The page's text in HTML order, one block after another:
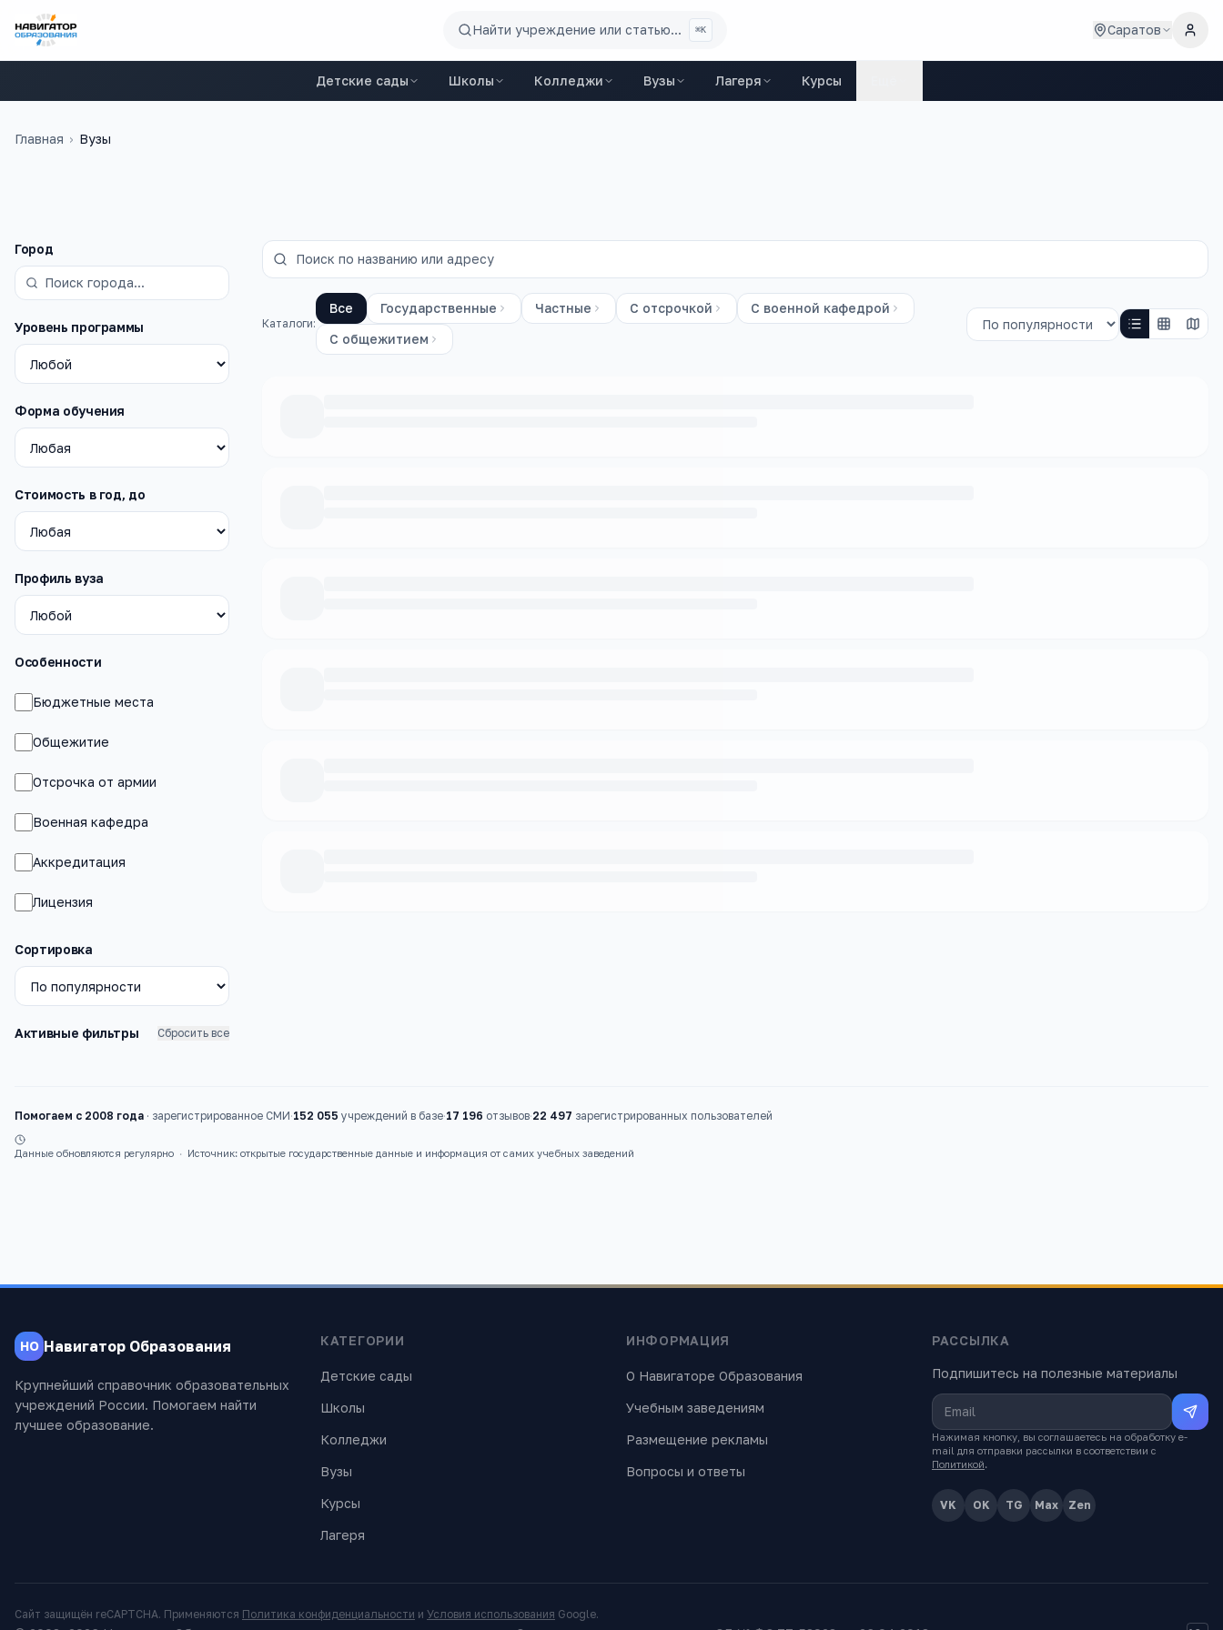
Найти учреждение или статью... ⌘K Саратов
Детские сады Школы Колледжи Вузы Лагеря Курсы
Главная › Вузы
Фильтры
Город
Уровень программы
Форма обучения
Стоимость в год, до
Профиль вуза
Особенности
Бюджетные места
Общежитие
Отсрочка от армии
Военная кафедра
Аккредитация
Лицензия
Сортировка
Активные фильтры Сбросить все
Каталоги:
Все Государственные Частные С отсрочкой
С военной кафедрой
С общежитием
Помогаем с 2008 года · зарегистрированное СМИ·152 055 учреждений в базе·17 196 отзывов·22 497 зарегистрированных пользователей
Данные обновляются регулярно · Источник: открытые государственные данные и информация от самих учебных заведений
НО Навигатор Образования
Крупнейший справочник образовательных
учреждений России. Помогаем найти
лучшее образование.
КАТЕГОРИИ
Детские сады
Школы
Колледжи
Вузы
Курсы
Лагеря
ИНФОРМАЦИЯ
О Навигаторе Образования
Учебным заведениям
Размещение рекламы
Вопросы и ответы
РАССЫЛКА
Подпишитесь на полезные материалы
Нажимая кнопку, вы соглашаетесь на обработку e-
mail для отправки рассылки в соответствии с
Политикой.
VK OK TG Max Zen
Сайт защищён reCAPTCHA. Применяются Политика конфиденциальности и Условия использования Google.